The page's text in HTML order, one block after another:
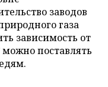
заводов
газа
зависимость от
поставлять